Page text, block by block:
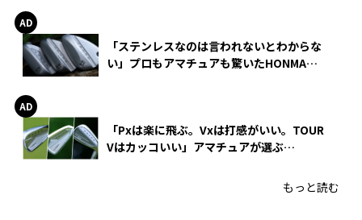
「ステンレスなのは言われないとわからな
い」プロもアマチュアも驚いたHONMA
「Pxは楽に飛ぶ。Vxは打感がいい。TOUR
Vはカッコいい」アマチュアが選ぶ
もっと読む